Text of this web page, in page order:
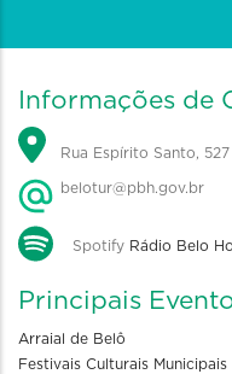
Informações de
Rua Espírito Santo,
belotur@pbh.gov.br
Spotify Rádio Belo
Principais
Arraial de Belô
Festivais Culturais Municipais